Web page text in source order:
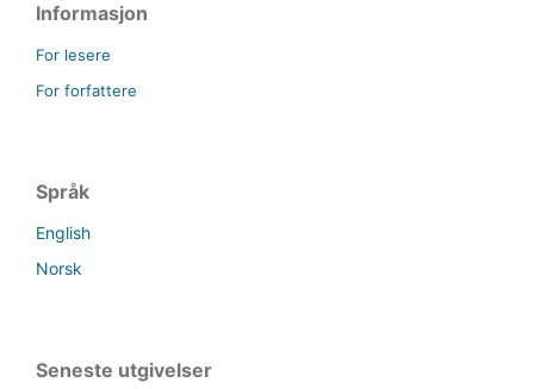
Informasjon
For lesere
For forfattere
Språk
English
Norsk
Seneste utgivelser